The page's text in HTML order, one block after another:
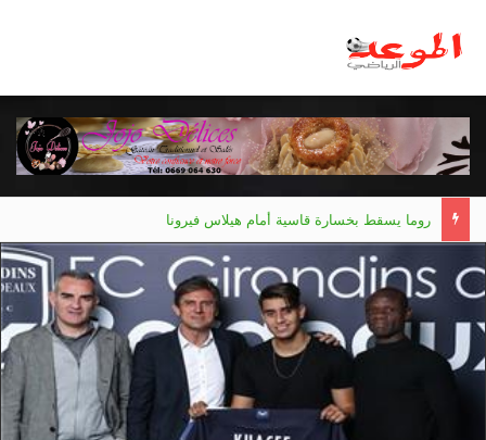
روما يسقط بخسارة قاسية أمام هيلاس فيرونا